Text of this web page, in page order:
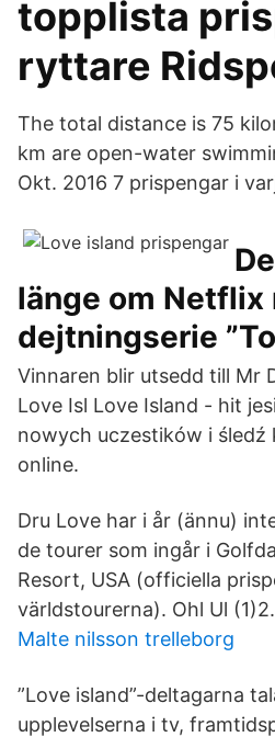
topplista
ryttare
The total distance is 75
km are open-water
Okt. 2016 7 prispengar i
länge om Netflix
dejtningserie
Vinnaren blir utsedd till Mr
Love Isl Love Island - hit
nowych uczestików i śledź
online.
Dru Love har i år (ännu)
de tourer som ingår i
Resort, USA (officiella
världstourerna). Ohl Ul
Malte nilsson trelleborg
”Love island”-deltagarna
upplevelserna i tv,